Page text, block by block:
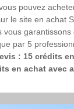
pouvez
le site en achat
vous
par 5
: 15 crédits
en achat avec